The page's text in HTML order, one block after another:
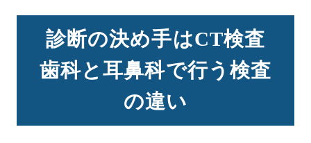
診断の決め手はCT検査
歯科と耳鼻科で行う検査
の違い